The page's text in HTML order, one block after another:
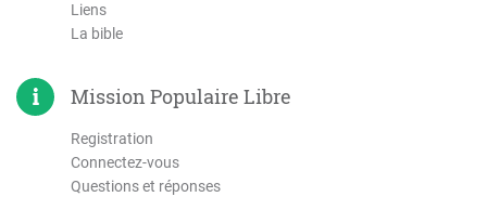
Liens
La bible
Mission Populaire Libre
Registration
Connectez-vous
Questions et réponses